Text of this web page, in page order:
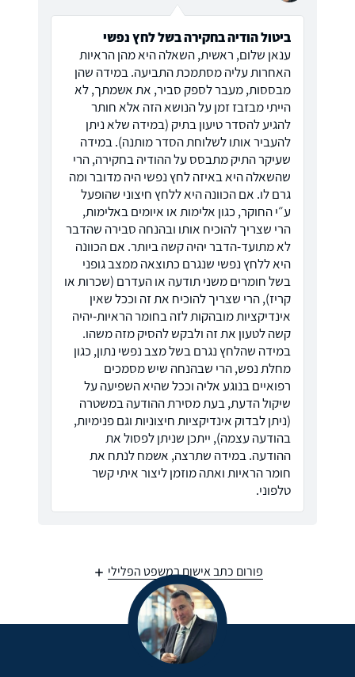
ביטול הודיה בחקירה בשל לחץ נפשי
ענאן שלום, ראשית, השאלה היא מהן הראיות
האחרות עליה מסתמכת התביעה. במידה שהן
מבססות, מעבר לספק סביר, את אשמתך, לא
הייתי מבזבז זמן על הנושא הזה אלא חותר
להגיע להסדר טיעון בתיק (במידה שלא ניתן
להעביר אותו לשלוחת הסדר מותנה). במידה
שעיקר התיק מתבסס על ההודיה בחקירה, הרי
שהשאלה היא באיזה לחץ נפשי היה מדובר ומה
גרם לו. אם הכוונה היא ללחץ חיצוני שהופעל
ע״י החוקר, כגון אלימות או איומים באלימות,
הרי שצריך להוכיח אותו ובהנחה סבירה שהדבר
לא מתועד-הדבר יהיה קשה ביותר. אם הכוונה
היא ללחץ נפשי שנגרם כתוצאה ממצב גופני
בשל חומרים משני תודעה או העדרם (שכרות או
קריז), הרי שצריך להוכיח את זה וככל שאין
אינדיקציות מובהקות לזה בחומר הראיות-יהיה
קשה לטעון את זה ולבקש להסיק מזה משהו.
במידה שהלחץ נגרם בשל מצב נפשי נתון, כגון
מחלת נפש, הרי שבהנחה שיש מסמכים
רפואיים בנוגע אליה וככל שהיא השפיעה על
שיקול הדעת, בעת מסירת ההודעה במשטרה
(ניתן לבדוק אינדיקציות חיצוניות וגם פנימיות,
בהודעה עצמה), ייתכן שניתן לפסול את
ההודעה. במידה שתרצה, אשמח לנתח את
חומר הראיות ואתה מוזמן ליצור איתי קשר
טלפוני.
פורום כתב אישום במשפט הפלילי